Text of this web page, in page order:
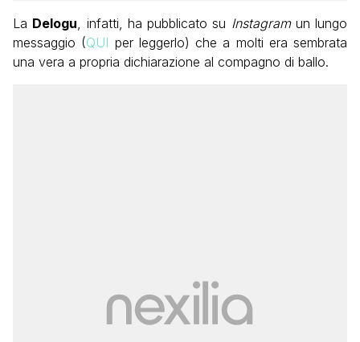
La Delogu , infatti, ha pubblicato su Instagramun lungo
messaggio (QUI per leggerlo) che a molti era sembrata
una vera a propria dichiarazione al compagno di ballo.